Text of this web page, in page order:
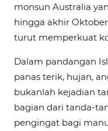
monsun Australia
hingga akhir
turut memperkuat
Dalam pandangan
panas terik, hujan,
bukanlah kejadian
bagian dari tanda-
pengingat bagi